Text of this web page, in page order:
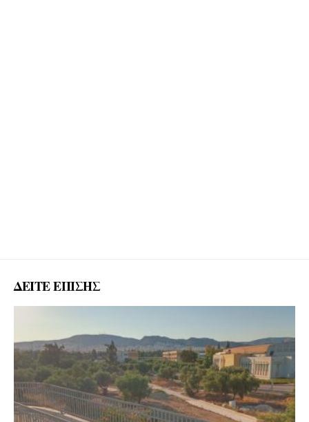
ΔΕΙΤΕ ΕΠΙΣΗΣ